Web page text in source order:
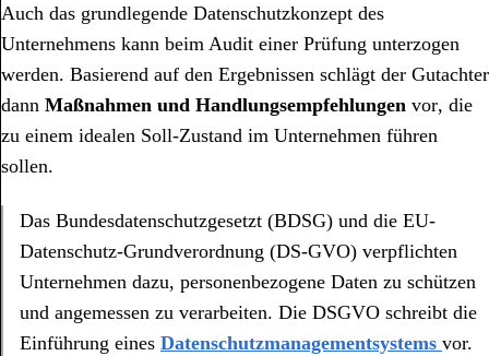
Auch das grundlegende Datenschutzkonzept des
Unternehmens kann beim Audit einer Prüfung unterzogen
werden. Basierend auf den Ergebnissen schlägt der Gutachter
dann Maßnahmen und Handlungsempfehlungen vor, die
zu einem idealen Soll-Zustand im Unternehmen führen
sollen.
Das Bundesdatenschutzgesetzt (BDSG) und die EU-
Datenschutz-Grundverordnung (DS-GVO) verpflichten
Unternehmen dazu, personenbezogene Daten zu schützen
und angemessen zu verarbeiten. Die DSGVO schreibt die
Einführung eines Datenschutzmanagementsystems vor.